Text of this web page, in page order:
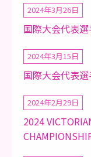
2024年3月26日
国際大会代表
2024年3月15日
国際大会代表
2024年2月29日
2024